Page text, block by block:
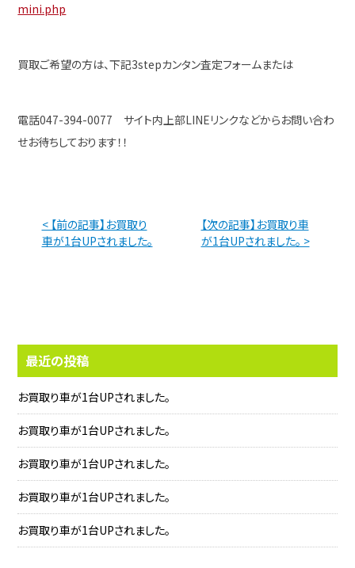
mini.php
買取ご希望の方は、下記3stepカンタン査定フォームまたは
電話047-394-0077 サイト内上部LINEリンクなどからお問い合わ
せお待ちしております！！
< 【前の記事】お買取り
車が1台UPされました。
【次の記事】お買取り車
が1台UPされました。 >
最近の投稿
お買取り車が1台UPされました。
お買取り車が1台UPされました。
お買取り車が1台UPされました。
お買取り車が1台UPされました。
お買取り車が1台UPされました。